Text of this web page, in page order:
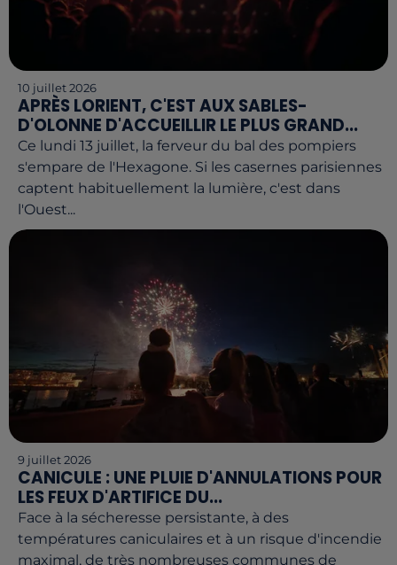
10 juillet 2026
APRÈS LORIENT, C'EST AUX SABLES-
D'OLONNE D'ACCUEILLIR LE PLUS GRAND...
Ce lundi 13 juillet, la ferveur du bal des pompiers
s'empare de l'Hexagone. Si les casernes parisiennes
captent habituellement la lumière, c'est dans
l'Ouest...
9 juillet 2026
CANICULE : UNE PLUIE D'ANNULATIONS POUR
LES FEUX D'ARTIFICE DU...
Face à la sécheresse persistante, à des
températures caniculaires et à un risque d'incendie
maximal, de très nombreuses communes de